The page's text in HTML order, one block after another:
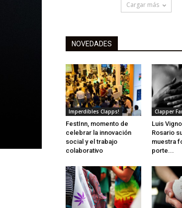
Cargar más
NOVEDADES
Imperdibles Clapps!
FestInn, momento de
celebrar la innovación
social y el trabajo
colaborativo
Clapper
Luis
Rosario
muestra
porte...